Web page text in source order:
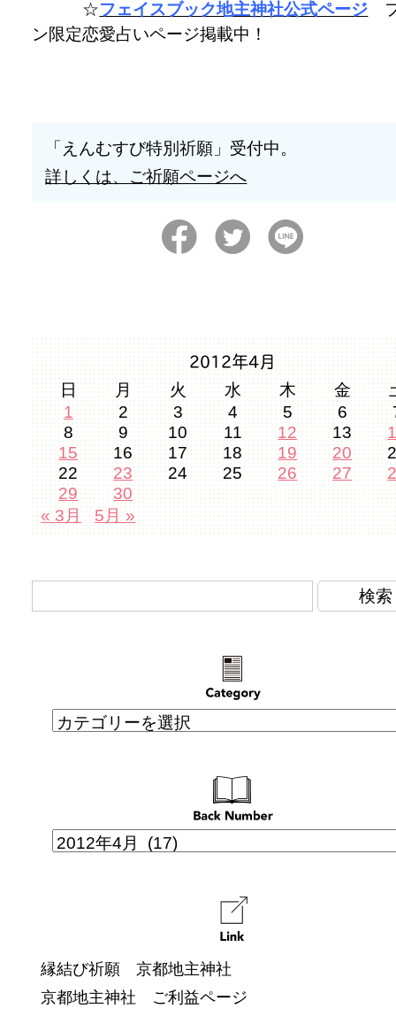
☆フェイスブック地主神社公式ページ
ン限定恋愛占いページ掲載中！
「えんむすび特別祈願」受付中。
詳しくは、ご祈願ページへ
2012年4月
日 月 火 水 木 金
1
2 3 4 5 6
8
9 10 11 12 13
15
16 17 18 19 20
22
23 24 25 26 27
29
30
« 3月
5月 »
縁結び祈願 京都地主神社
京都地主神社 ご利益ページ